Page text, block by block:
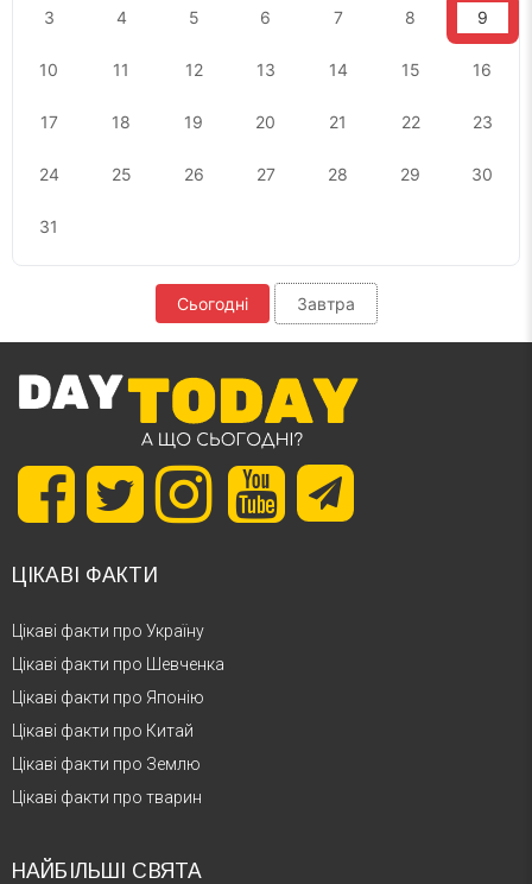
3 4 5 6 7 8 9
10 11 12 13 14 15 16
17 18 19 20 21 22 23
24 25 26 27 28 29 30
31
Сьогодні Завтра
ЦІКАВІ ФАКТИ
Цікаві факти про Україну
Цікаві факти про Шевченка
Цікаві факти про Японію
Цікаві факти про Китай
Цікаві факти про Землю
Цікаві факти про тварин
НАЙБІЛЬШІ СВЯТА